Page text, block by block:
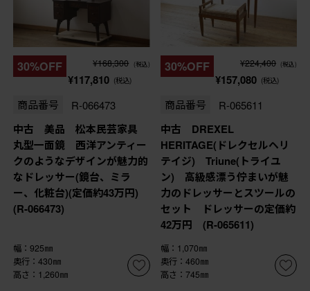
30%OFF ¥168,300 (税込)
¥117,810 (税込)
商品番号 R-066473
中古 美品 松本民芸家具
丸型一面鏡 西洋アンティー
クのようなデザインが魅力的
なドレッサー(鏡台、ミラ
ー、化粧台)(定価約43万円)
(R-066473)
幅：925㎜
奥行：430㎜
高さ：1,260㎜
30%OFF ¥224,400 (税込)
¥157,080 (税込)
商品番号 R-065611
中古 DREXEL
HERITAGE(ドレクセルヘリ
テイジ) Triune(トライユ
ン) 高級感漂う佇まいが魅
力のドレッサーとスツールの
セット ドレッサーの定価約
42万円 (R-065611)
幅：1,070㎜
奥行：460㎜
高さ：745㎜